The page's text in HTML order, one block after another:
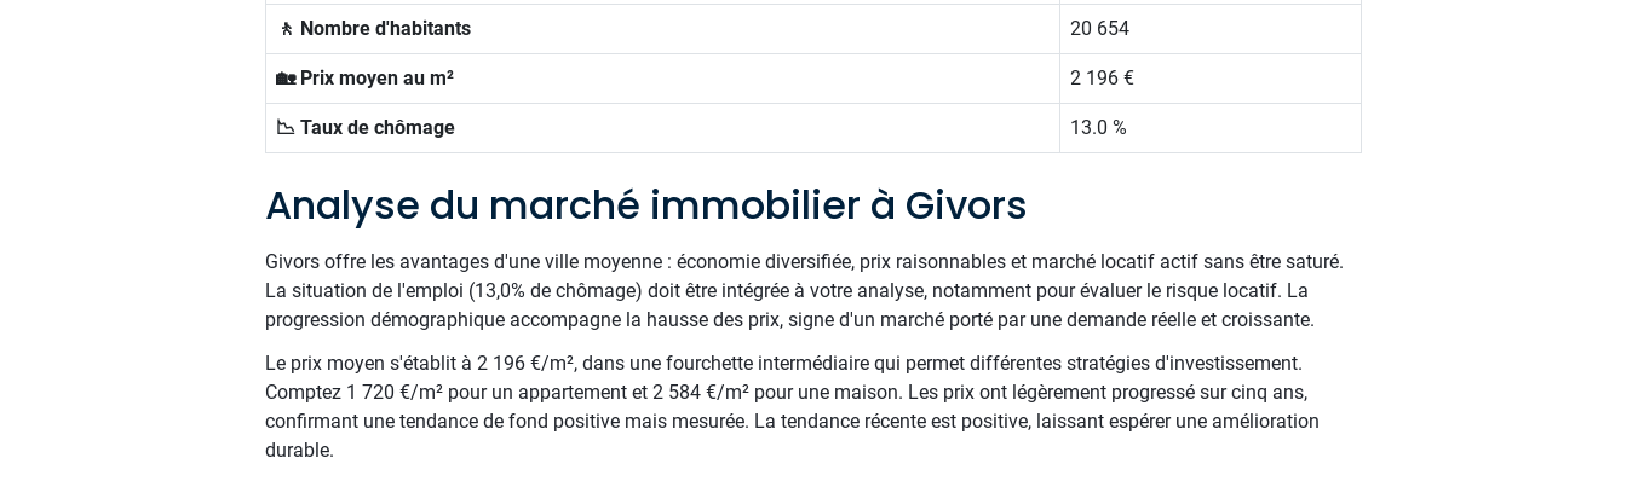
🚶 Nombre d'habitants 20 654
🏡 Prix moyen au m² 2 196 €
📉 Taux de chômage 13.0 %
Analyse du marché immobilier à Givors
Givors offre les avantages d'une ville moyenne : économie diversifiée, prix raisonnables et marché locatif actif sans être saturé.
La situation de l'emploi (13,0% de chômage) doit être intégrée à votre analyse, notamment pour évaluer le risque locatif. La
progression démographique accompagne la hausse des prix, signe d'un marché porté par une demande réelle et croissante.
Le prix moyen s'établit à 2 196 €/m², dans une fourchette intermédiaire qui permet différentes stratégies d'investissement.
Comptez 1 720 €/m² pour un appartement et 2 584 €/m² pour une maison. Les prix ont légèrement progressé sur cinq ans,
confirmant une tendance de fond positive mais mesurée. La tendance récente est positive, laissant espérer une amélioration
durable.